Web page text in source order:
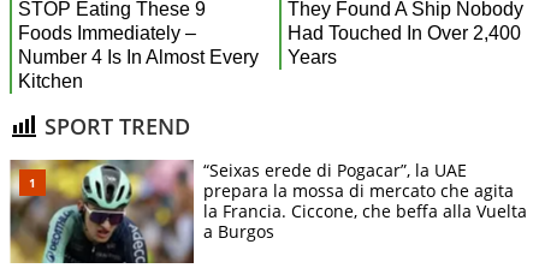
SPORT TREND
“Seixas erede di Pogacar”, la UAE
prepara la mossa di mercato che agita
la Francia. Ciccone, che beffa alla Vuelta
a Burgos